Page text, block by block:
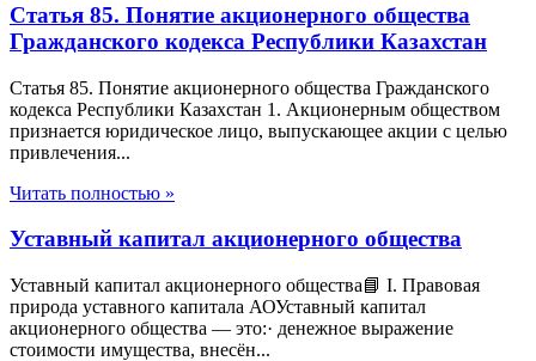
Статья 85. Понятие акционерного общества
Гражданского кодекса Республики Казахстан
Статья 85. Понятие акционерного общества Гражданского
кодекса Республики Казахстан 1. Акционерным обществом
признается юридическое лицо, выпускающее акции с целью
привлечения...
Читать полностью »
Уставный капитал акционерного общества
Уставный капитал акционерного общества📘 I. Правовая
природа уставного капитала АОУставный капитал
акционерного общества — это:· денежное выражение
стоимости имущества, внесён...